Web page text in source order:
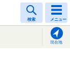
検索 メニュー
現在地